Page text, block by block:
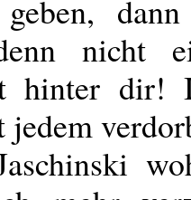
nicht
hinter dir!
jedem